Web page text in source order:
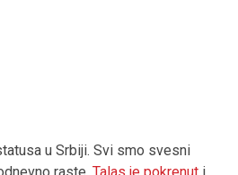
u Srbiji. Svi smo svesni